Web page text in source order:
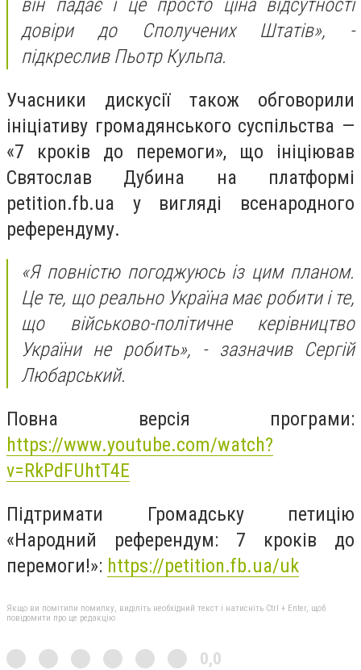
він падає і це просто ціна відсутності
довіри до Сполучених Штатів», -
підкреслив Пьотр Кульпа.
Учасники дискусії також обговорили
ініціативу громадянського суспільства —
«7 кроків до перемоги», що ініціював
Святослав Дубина на платформі
petition.fb.ua у вигляді всенародного
референдуму.
«Я повністю погоджуюсь із цим планом.
Це те, що реально Україна має робити і те,
що військово-політичне керівництво
України не робить», - зазначив Сергій
Любарський.
Повна версія програми:
https://www.youtube.com/watch?
v=RkPdFUhtT4E
Підтримати Громадську петицію
«Народний референдум: 7 кроків до
перемоги!»: https://petition.fb.ua/uk
Якщо ви помітили помилку, виділіть необхідний текст і натисніть Ctrl + Enter, щоб
повідомити про це редакцію
0,0